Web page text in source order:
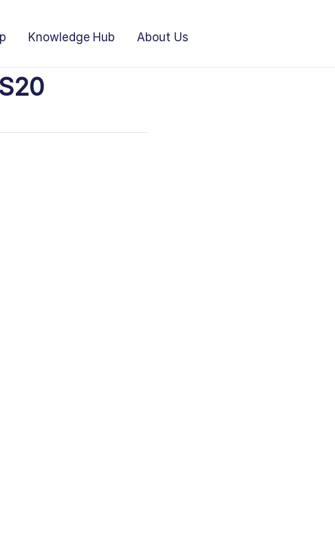
Knowledge Hub About Us